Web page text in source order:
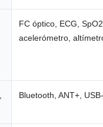
FC óptico, ECG,
acelerómetro,
Bluetooth, ANT+,